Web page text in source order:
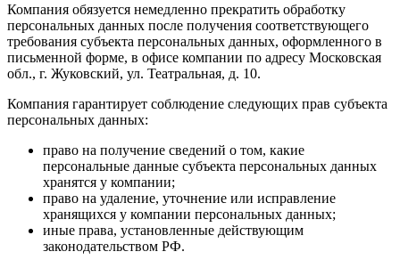
Компания обязуется немедленно прекратить обработку
персональных данных после получения соответствующего
требования субъекта персональных данных, оформленного в
письменной форме, в офисе компании по адресу Московская
обл., г. Жуковский, ул. Театральная, д. 10.
Компания гарантирует соблюдение следующих прав субъекта
персональных данных:
право на получение сведений о том, какие
персональные данные субъекта персональных данных
хранятся у компании;
право на удаление, уточнение или исправление
хранящихся у компании персональных данных;
иные права, установленные действующим
законодательством РФ.